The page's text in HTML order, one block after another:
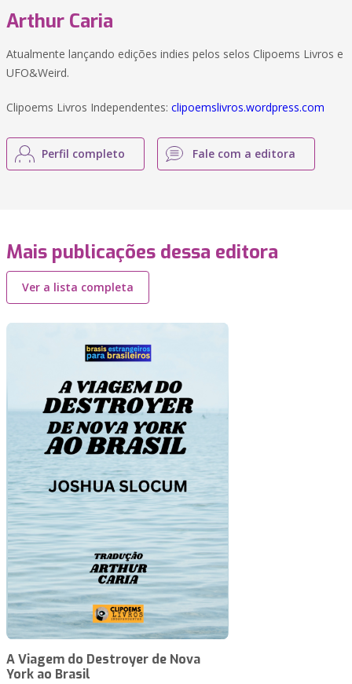
Arthur Caria
Atualmente lançando edições indies pelos selos Clipoems Livros e
UFO&Weird.
Clipoems Livros Independentes: clipoemslivros.wordpress.com
Perfil completo Fale com a editora
Mais publicações dessa editora
Ver a lista completa
A Viagem do Destroyer de Nova
York ao Brasil